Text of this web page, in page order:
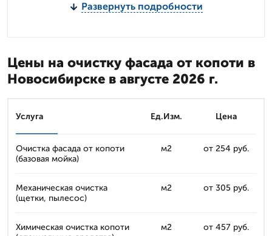
Развернуть подробности
Цены на очистку фасада от копоти в
Новосибирске в августе 2026 г.
Услуга Ед.Изм. Цена
Очистка фасада от копоти
(базовая мойка)
м2 от 254 руб.
Механическая очистка
(щетки, пылесос)
м2 от 305 руб.
Химическая очистка копоти
м2 от 457 руб.